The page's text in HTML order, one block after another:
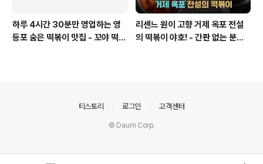
하루 4시간 30분만 영업하는 영
등포 숨은 떡볶이 맛집 - 꼬야 떡볶
리센느 원이 고향 거제 옥포 전설
의 떡볶이 야호! - 간판 없는 분식
티스토리 로그인 고객센터
© Daum Corp.